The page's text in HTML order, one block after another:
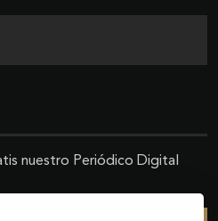
nuestro Periódico Digital